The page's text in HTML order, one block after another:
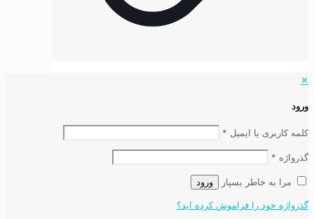
✕
ورود
کلمه کاربری یا ایمیل *
گذرواژه *
مرا به خاطر بسپار ورود
گذرواژه خود را فراموش کرده اید؟